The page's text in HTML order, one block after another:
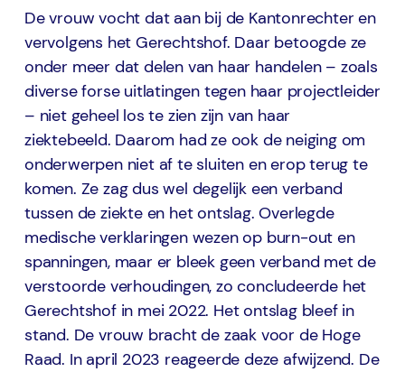
De vrouw vocht dat aan bij de Kantonrechter en
vervolgens het Gerechtshof. Daar betoogde ze
onder meer dat delen van haar handelen – zoals
diverse forse uitlatingen tegen haar projectleider
– niet geheel los te zien zijn van haar
ziektebeeld. Daarom had ze ook de neiging om
onderwerpen niet af te sluiten en erop terug te
komen. Ze zag dus wel degelijk een verband
tussen de ziekte en het ontslag. Overlegde
medische verklaringen wezen op burn-out en
spanningen, maar er bleek geen verband met de
verstoorde verhoudingen, zo concludeerde het
Gerechtshof in mei 2022. Het ontslag bleef in
stand. De vrouw bracht de zaak voor de Hoge
Raad. In april 2023 reageerde deze afwijzend. De